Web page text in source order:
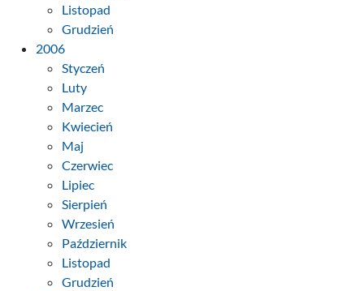
Listopad
Grudzień
2006
Styczeń
Luty
Marzec
Kwiecień
Maj
Czerwiec
Lipiec
Sierpień
Wrzesień
Październik
Listopad
Grudzień